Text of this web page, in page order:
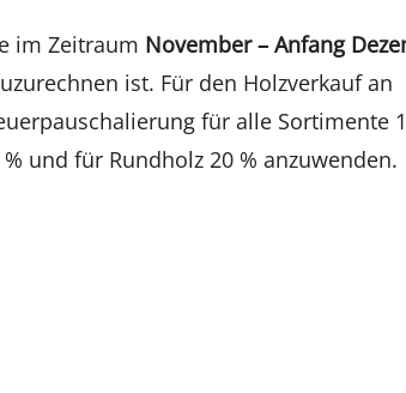
im Zeitraum November – Anfang
ist. Für den Holzverkauf an
für alle Sortimente
und für Rundholz 20 % anzuwenden.